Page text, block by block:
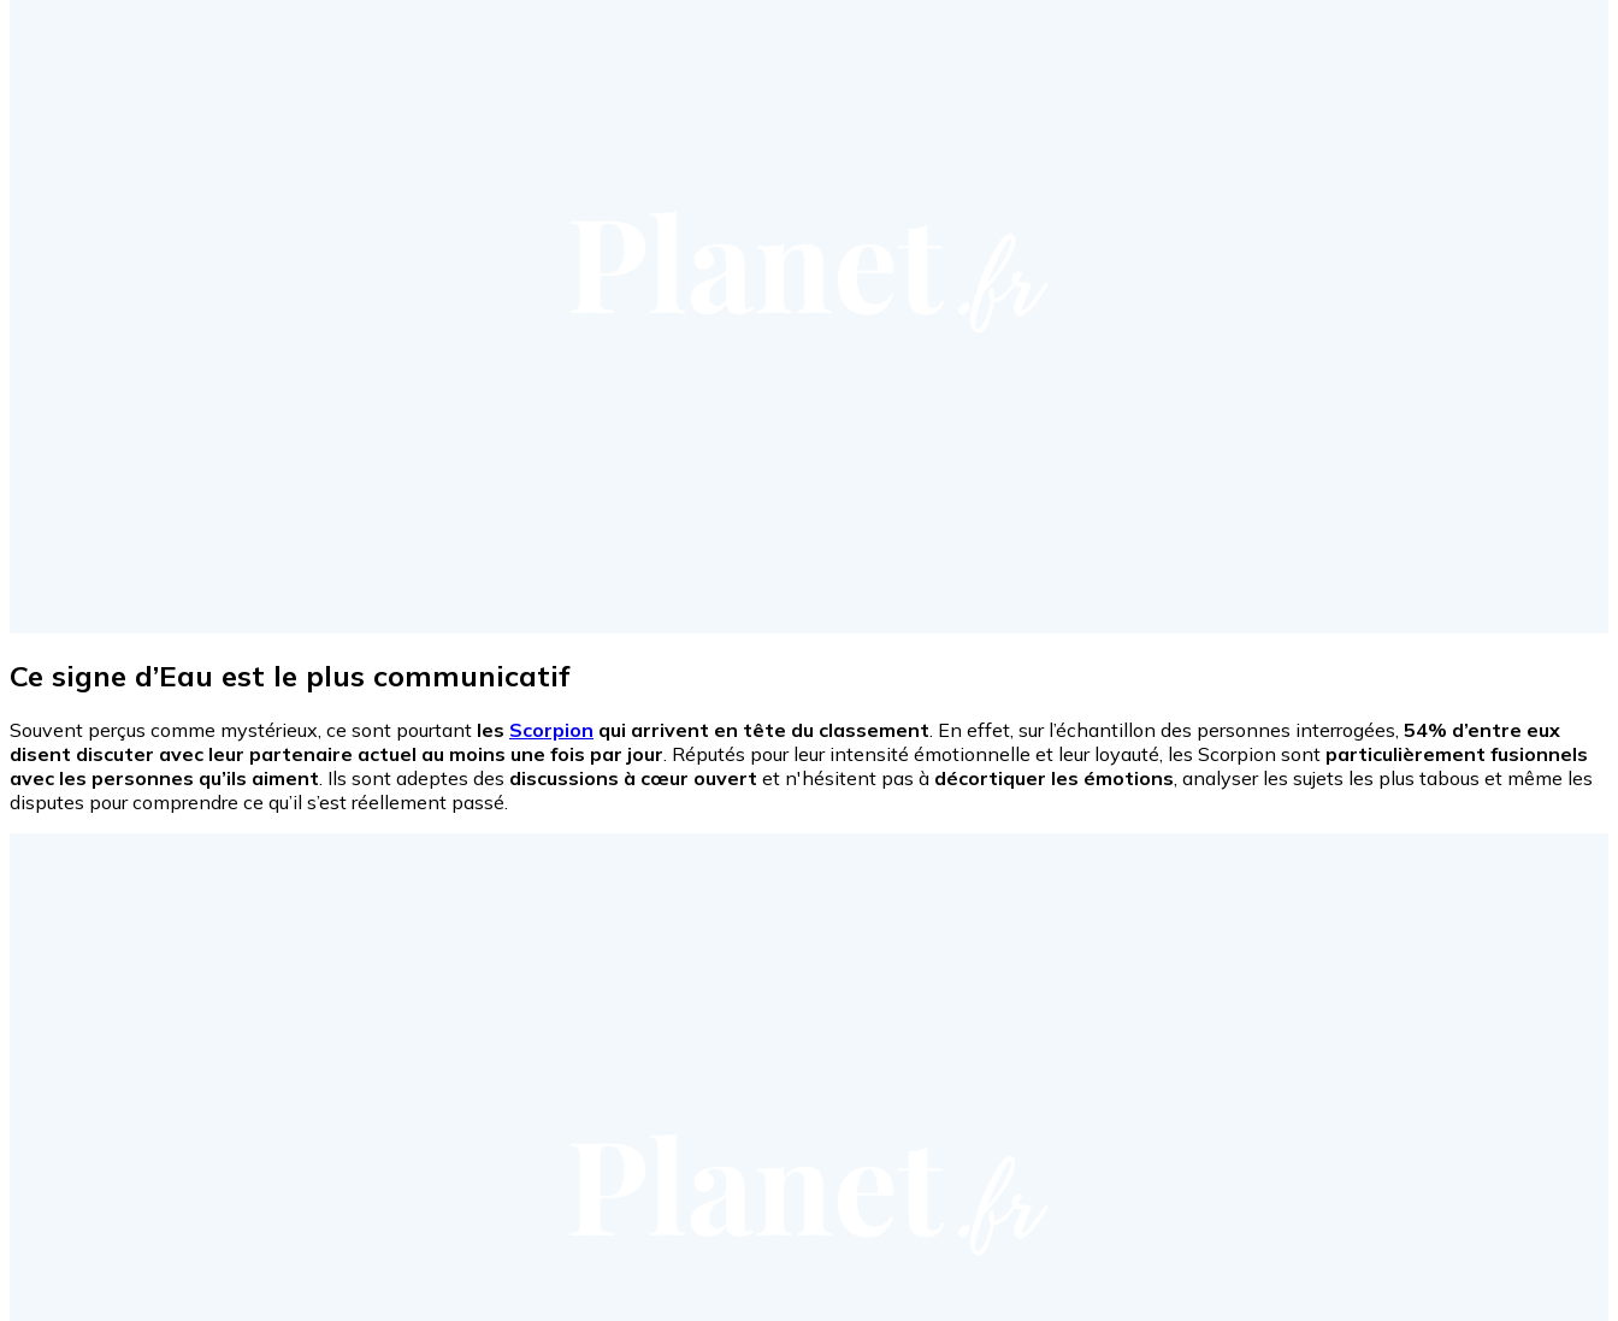
Ce signe d’Eau est le plus communicatif
Souvent perçus comme mystérieux, ce sont pourtant les Scorpion qui arrivent en tête du classement . En effet, sur l’échantillon des personnes interrogées, 54% d’entre eux
disent discuter avec leur partenaire actuel au moins une fois par jour . Réputés pour leur intensité émotionnelle et leur loyauté, les Scorpion sont particulièrement fusionnels
avec les personnes qu’ils aiment . Ils sont adeptes des discussions à cœur ouvert et n'hésitent pas à décortiquer les émotions , analyser les sujets les plus tabous et même les
disputes pour comprendre ce qu’il s’est réellement passé.